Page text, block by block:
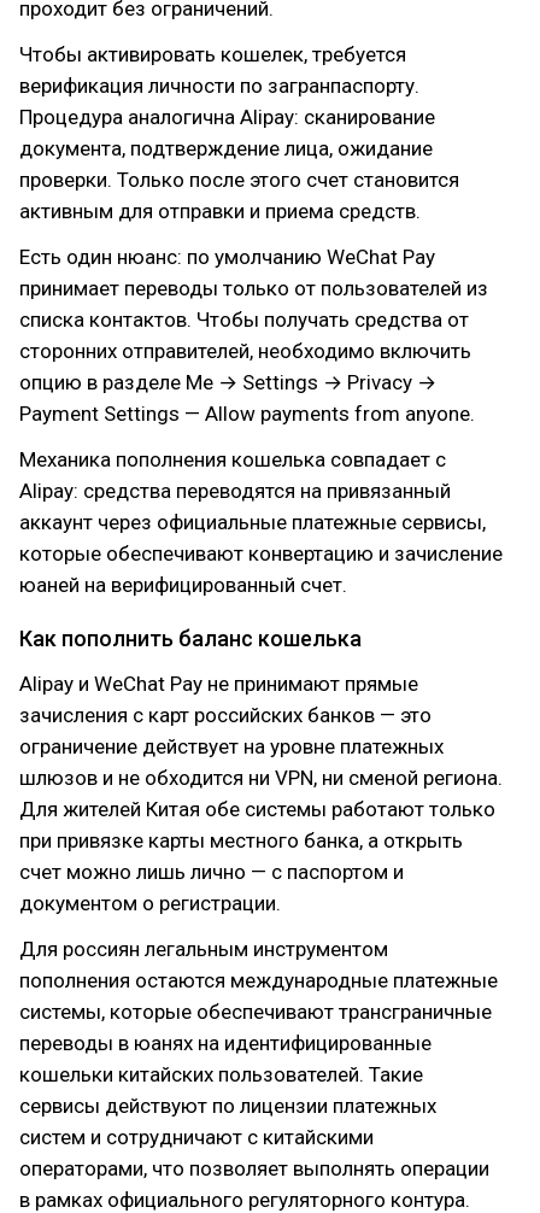
проходит без ограничений.
Чтобы активировать кошелек, требуется
верификация личности по загранпаспорту.
Процедура аналогична Alipay: сканирование
документа, подтверждение лица, ожидание
проверки. Только после этого счет становится
активным для отправки и приема средств.
Есть один нюанс: по умолчанию WeChat Pay
принимает переводы только от пользователей из
списка контактов. Чтобы получать средства от
сторонних отправителей, необходимо включить
опцию в разделе Me → Settings → Privacy →
Payment Settings — Allow payments from anyone.
Механика пополнения кошелька совпадает с
Alipay: средства переводятся на привязанный
аккаунт через официальные платежные сервисы,
которые обеспечивают конвертацию и зачисление
юаней на верифицированный счет.
Как пополнить баланс кошелька
Alipay и WeChat Pay не принимают прямые
зачисления с карт российских банков — это
ограничение действует на уровне платежных
шлюзов и не обходится ни VPN, ни сменой региона.
Для жителей Китая обе системы работают только
при привязке карты местного банка, а открыть
счет можно лишь лично — с паспортом и
документом о регистрации.
Для россиян легальным инструментом
пополнения остаются международные платежные
системы, которые обеспечивают трансграничные
переводы в юанях на идентифицированные
кошельки китайских пользователей. Такие
сервисы действуют по лицензии платежных
систем и сотрудничают с китайскими
операторами, что позволяет выполнять операции
в рамках официального регуляторного контура.